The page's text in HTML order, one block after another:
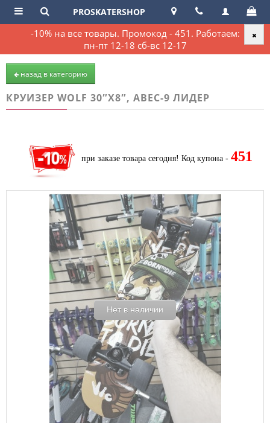
-10% на все товары. Промокод - 451. Работаем:
пн-пт 12-18 сб-вс 12-17
PROSKATERSHOP
назад в категорию
КРУИЗЕР WOLF 30″X8″, ABEC-9 ЛИДЕР
при заказе товара сегодня! Код купона - 451
Нет в наличии